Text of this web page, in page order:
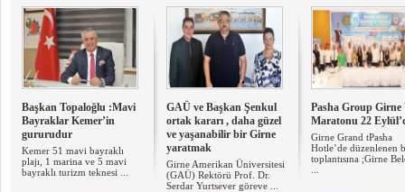
Başkan Topaloğlu :Mavi
Bayraklar Kemer’in
gururudur
Kemer 51 mavi bayraklı
plajı, 1 marina ve 5 mavi
bayraklı turizm teknesi ...
GAÜ ve Başkan Şenkul
ortak kararı , daha güzel
ve yaşanabilir bir Girne
yaratmak
Girne Amerikan Üniversitesi
(GAÜ) Rektörü Prof. Dr.
Serdar Yurtsever göreve ...
Pasha Group Girne
Maratonu 22
Girne Grand tPasha
Hotle’de düzenlenen
toplantısına ;Girne